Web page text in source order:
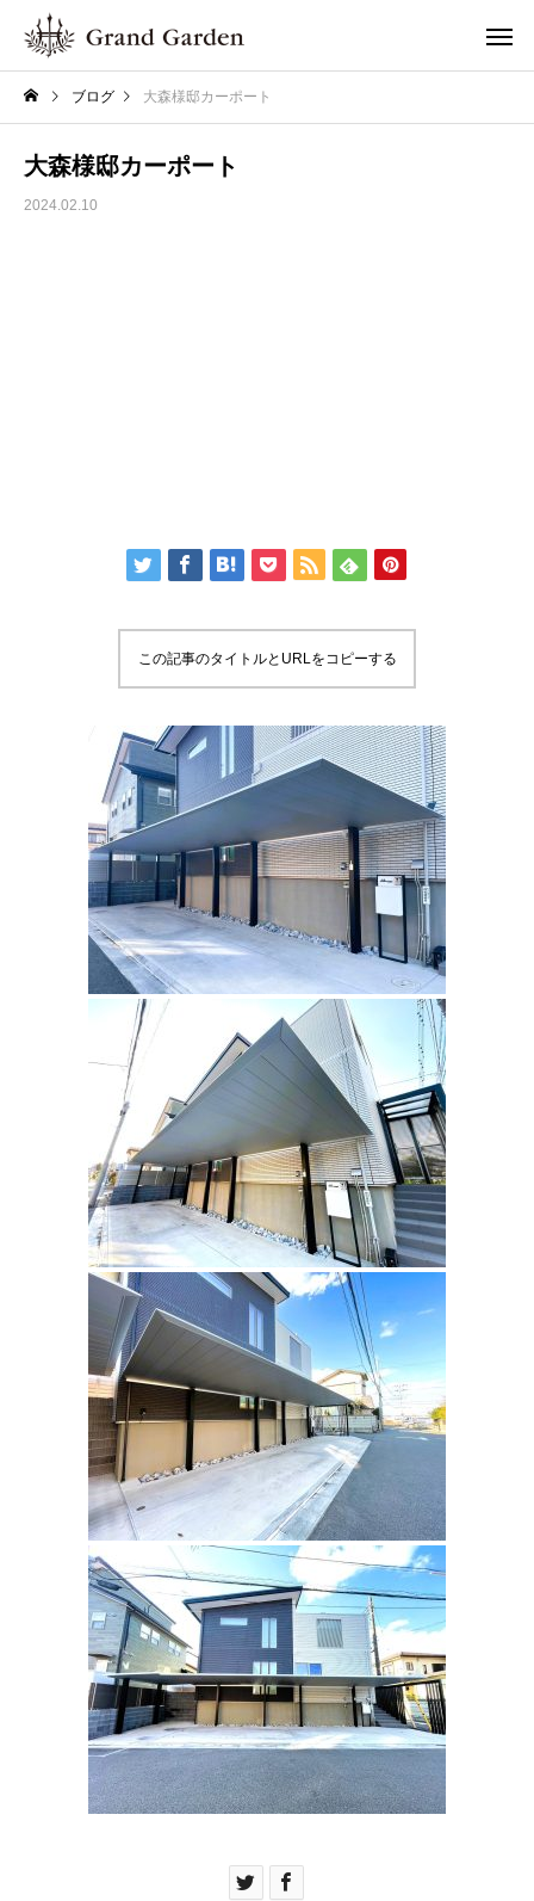
ブログ 大森様邸カーポート
大森様邸カーポート
2024.02.10
この記事のタイトルとURLをコピーする